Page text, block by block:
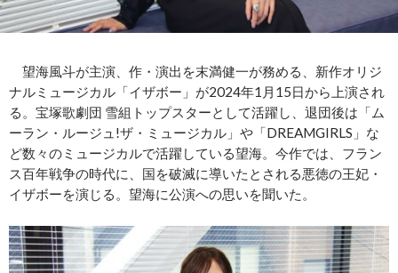
望海風斗が主演、作・演出を末満健一が務める、新作オリジ
ナルミュージカル「イザボー」が2024年1月15日から上演され
る。宝塚歌劇団 雪組トップスターとして活躍し、退団後は「ム
ーラン・ルージュ!ザ・ミュージカル」や「DREAMGIRLS」な
ど数々のミュージカルで活躍している望海。今作では、フラン
ス百年戦争の時代に、国を破滅に導いたとされる悪徳の王妃・
イザボーを演じる。望海に公演への思いを聞いた。